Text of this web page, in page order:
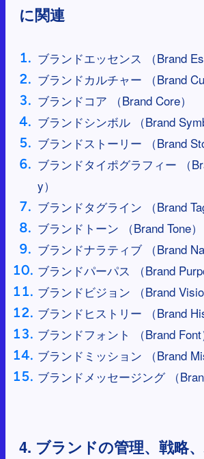
に関連
ブランドエッセンス （Brand
ブランドカルチャー （Brand
ブランドコア （Brand Core）
ブランドシンボル （Brand
ブランドストーリー （Brand
ブランドタイポグラフィー （
y）
ブランドタグライン （Brand
ブランドトーン （Brand Tone）
ブランドナラティブ （Brand
ブランドパーパス （Brand
ブランドビジョン （Brand
ブランドヒストリー （Brand
ブランドフォント （Brand Font
ブランドミッション （Brand
ブランドメッセージング （
4. ブランドの管理、戦略